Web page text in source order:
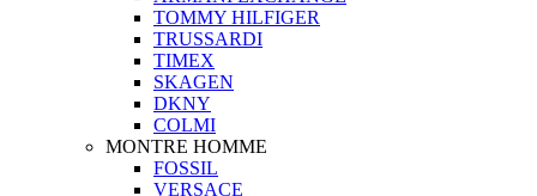
TOMMY HILFIGER
TRUSSARDI
TIMEX
SKAGEN
DKNY
COLMI
MONTRE HOMME
FOSSIL
VERSACE